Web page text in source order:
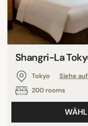
Shangri-La
Tokyo
Siehe
200 rooms